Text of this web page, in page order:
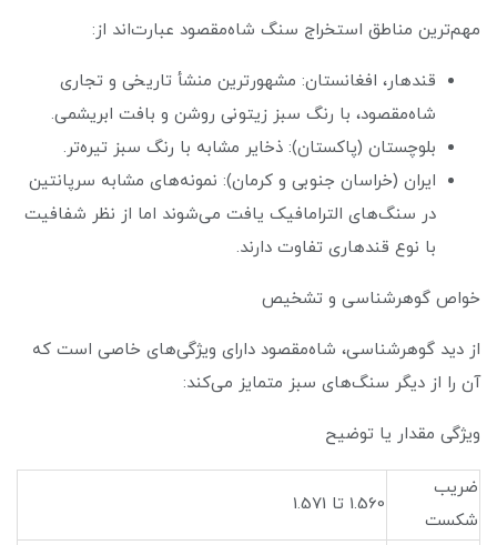
مهم‌ترین مناطق استخراج سنگ شاه‌مقصود عبارت‌اند از:
قندهار، افغانستان: مشهورترین منشأ تاریخی و تجاری
شاه‌مقصود، با رنگ سبز زیتونی روشن و بافت ابریشمی.
بلوچستان (پاکستان): ذخایر مشابه با رنگ سبز تیره‌تر.
ایران (خراسان جنوبی و کرمان): نمونه‌های مشابه سرپانتین
در سنگ‌های الترامافیک یافت می‌شوند اما از نظر شفافیت
با نوع قندهاری تفاوت دارند.
خواص گوهرشناسی و تشخیص
از دید گوهرشناسی، شاه‌مقصود دارای ویژگی‌های خاصی است که
آن را از دیگر سنگ‌های سبز متمایز می‌کند:
ویژگی مقدار یا توضیح
ضریب
شکست
1.560 تا 1.571